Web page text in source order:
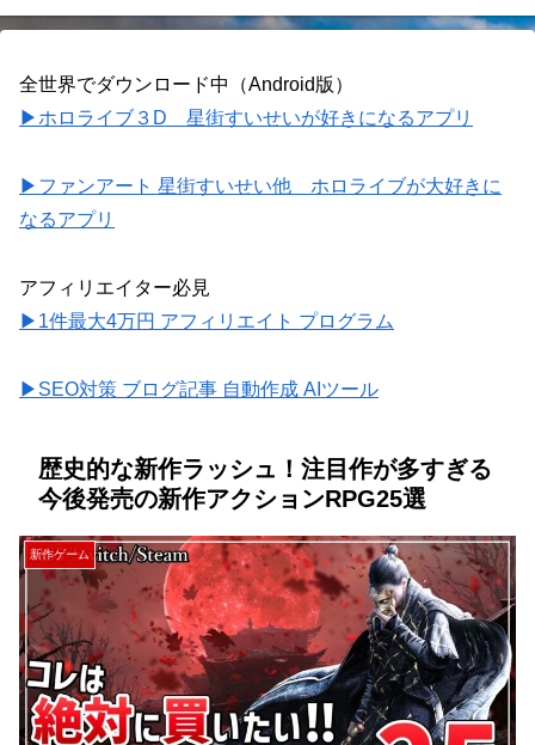
全世界でダウンロード中（Android版）
▶ホロライブ３D 星街すいせいが好きになるアプリ
▶ファンアート 星街すいせい他 ホロライブが大好きに
なるアプリ
アフィリエイター必見
▶1件最大4万円 アフィリエイト プログラム
▶SEO対策 ブログ記事 自動作成 AIツール
歴史的な新作ラッシュ！注目作が多すぎる
今後発売の新作アクションRPG25選
新作ゲーム